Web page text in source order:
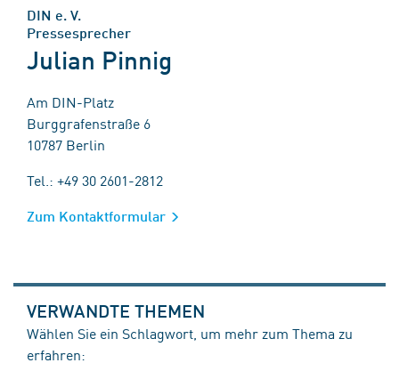
DIN e. V.
Pressesprecher
Julian Pinnig
Am DIN-Platz
Burggrafenstraße 6
10787 Berlin
Tel.: +49 30 2601-2812
Zum Kontaktformular
VERWANDTE THEMEN
Wählen Sie ein Schlagwort, um mehr zum Thema zu
erfahren: